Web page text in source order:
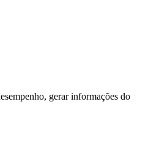
gerar informações do